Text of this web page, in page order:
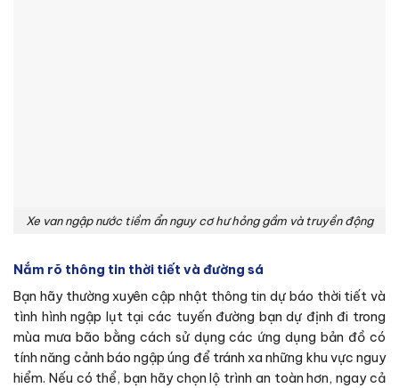
Xe van ngập nước tiềm ẩn nguy cơ hư hỏng gầm và truyền động
Nắm rõ thông tin thời tiết và đường sá
Bạn hãy thường xuyên cập nhật thông tin dự báo thời tiết và
tình hình ngập lụt tại các tuyến đường bạn dự định đi trong
mùa mưa bão bằng cách sử dụng các ứng dụng bản đồ có
tính năng cảnh báo ngập úng để tránh xa những khu vực nguy
hiểm. Nếu có thể, bạn hãy chọn lộ trình an toàn hơn, ngay cả